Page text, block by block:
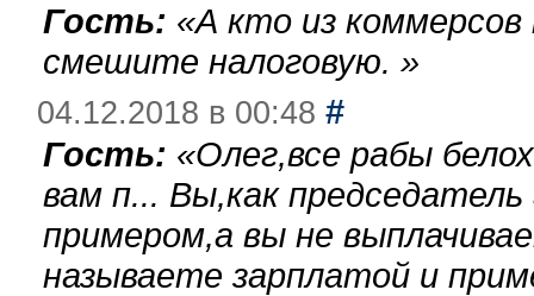
Гость: «А кто из
смешите налоговую. »
04.12.2018 в 00:48 #
Гость: «Олег,все рабы
вам п... Вы,как
примером,а вы не
называете зарплатой и